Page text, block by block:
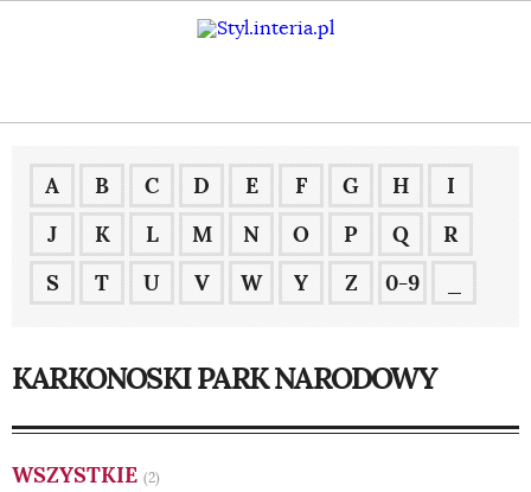
A B C D E F G H
I
J
K L M N O P Q
R
S
T U V W Y Z 0-9
KARKONOSKI PARK NARODOWY
WSZYSTKIE (2)